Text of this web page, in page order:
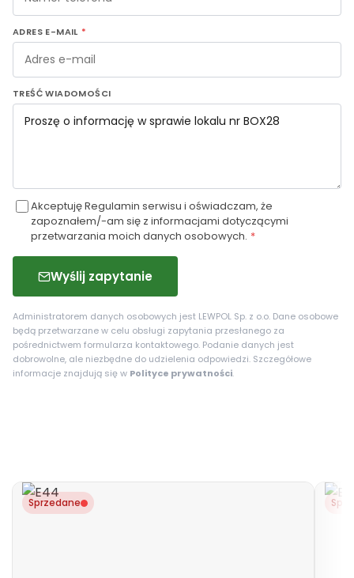
ADRES E-MAIL *
TREŚĆ WIADOMOŚCI
Akceptuję Regulamin serwisu i oświadczam, że
zapoznałem/-am się z informacjami dotyczącymi
przetwarzania moich danych osobowych. *
Wyślij zapytanie
Administratorem danych osobowych jest LEWPOL Sp. z o.o. Dane osobowe
będą przetwarzane w celu obsługi zapytania przesłanego za
pośrednictwem formularza kontaktowego. Podanie danych jest
dobrowolne, ale niezbędne do udzielenia odpowiedzi. Szczegółowe
informacje znajdują się w Polityce prywatności.
Sprzedane